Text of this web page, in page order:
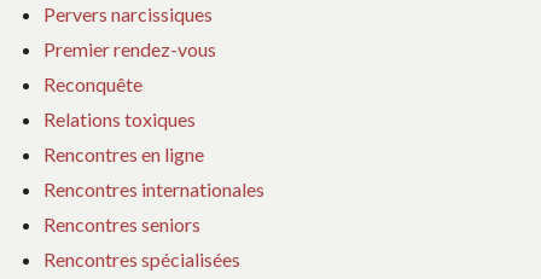
Pervers narcissiques
Premier rendez-vous
Reconquête
Relations toxiques
Rencontres en ligne
Rencontres internationales
Rencontres seniors
Rencontres spécialisées